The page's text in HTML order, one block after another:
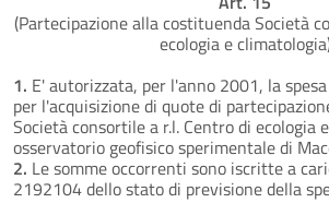
(Partecipazione alla costituenda Società
ecologia e
1. E' autorizzata, per l'anno 2001, la
per l'acquisizione di quote di
Società consortile a r.l. Centro di ecologia
osservatorio geofisico sperimentale di
2. Le somme occorrenti sono iscritte a
2192104 dello stato di previsione della